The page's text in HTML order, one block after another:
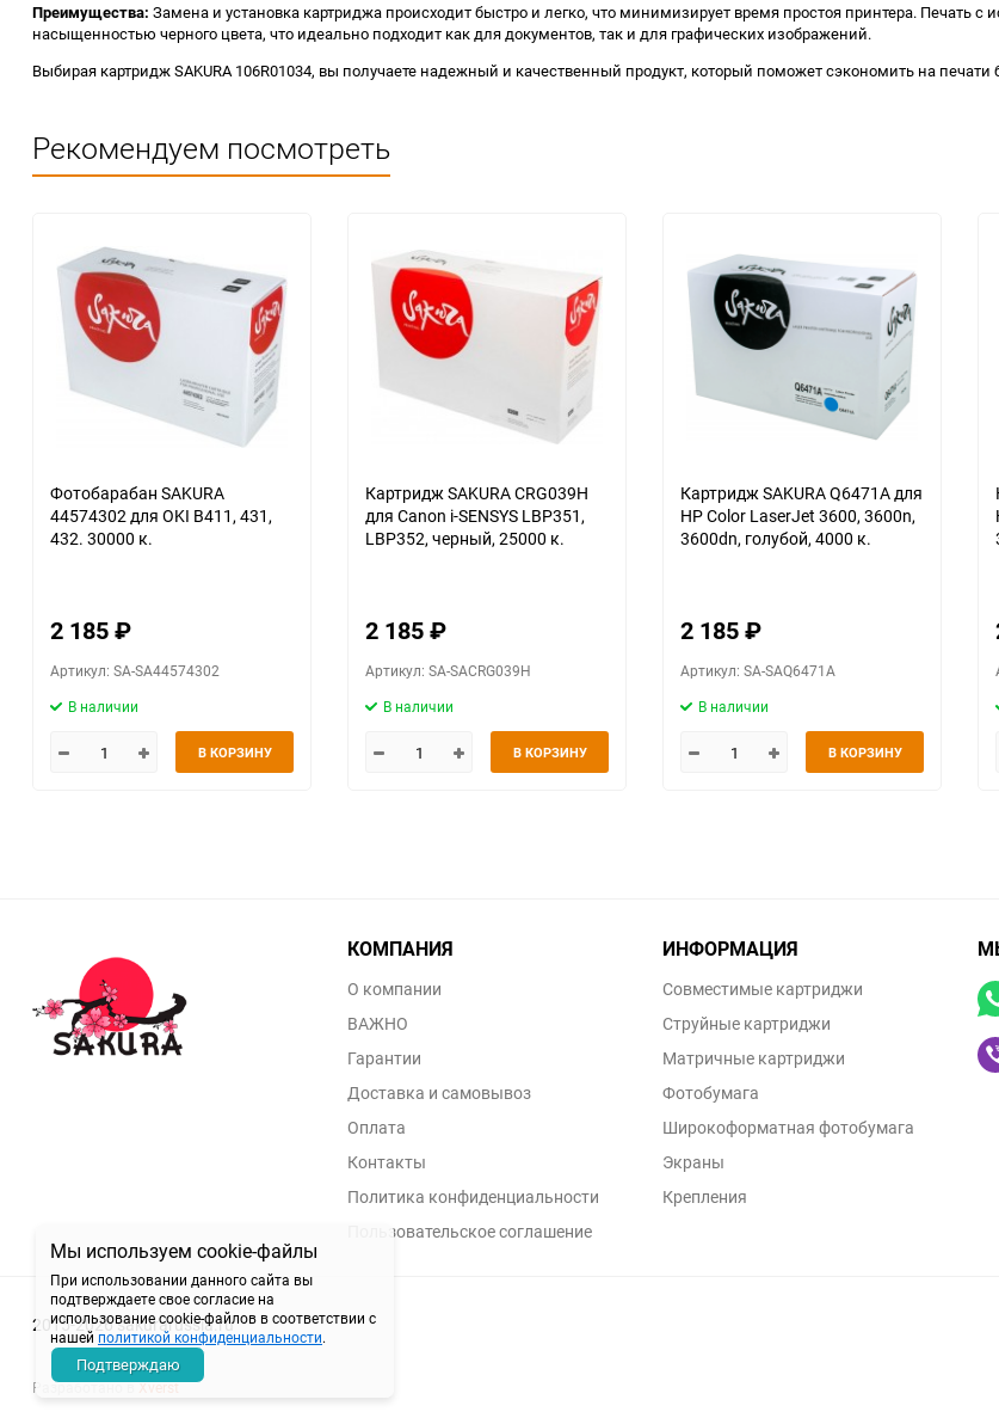
Мы используем cookie-файлы
При использовании данного сайта вы
подтверждаете свое согласие на
использование cookie-файлов в соответствии с
нашейполитикой конфиденциальности.
Подтверждаю
Преимущества: Замена и установка картриджа происходит быстро и легко, что минимизирует время простоя принтера. Печать
насыщенностью черного цвета, что идеально подходит как для документов, так и для графических изображений.
Выбирая картридж SAKURA 106R01034, вы получаете надежный и качественный продукт, который поможет сэкономить на печати
Рекомендуем посмотреть
Фотобарабан SAKURA
44574302 для OKI B411, 431,
432. 30000 к.
2 185₽
Артикул: SA-SA44574302
В наличии
В КОРЗИНУ
Картридж SAKURA CRG039H
для Canon i-SENSYS LBP351,
LBP352, черный, 25000 к.
2 185₽
Артикул: SA-SACRG039H
В наличии
В КОРЗИНУ
Картридж SAKURA Q6471A для
HP Color LaserJet 3600, 3600n,
3600dn, голубой, 4000 к.
2 185₽
Артикул: SA-SAQ6471A
В наличии
В КОРЗИНУ
КОМПАНИЯ
О компании
ВАЖНО
Гарантии
Доставка и самовывоз
Оплата
Контакты
Политика конфиденциальности
Пользовательское соглашение
ИНФОРМАЦИЯ
Совместимые картриджи
Струйные картриджи
Матричные картриджи
Фотобумага
Широкоформатная фотобумага
Экраны
Крепления
2015-2026 sakurarussia.ru
Разработано вXverst